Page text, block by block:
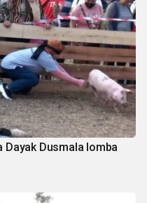
Dayak Dusmala lomba